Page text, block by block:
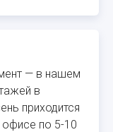
— в нашем
в
приходится
по 5-10